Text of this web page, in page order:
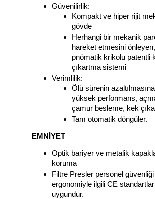
Güvenilirlik:
Kompakt ve hiper rijit
gövde
Herhangi bir mekanik
hareket etmesini önleyen,
pnömatik krikolu patentli
çıkartma sistemi
Verimlilik:
Ölü sürenin azaltılmasına
yüksek performans,
çamur besleme, kek
Tam otomatik döngüler.
EMNİYET
Optik bariyer ve metalik
koruma
Filtre Presler personel
ergonomiyle ilgili CE
uygundur.